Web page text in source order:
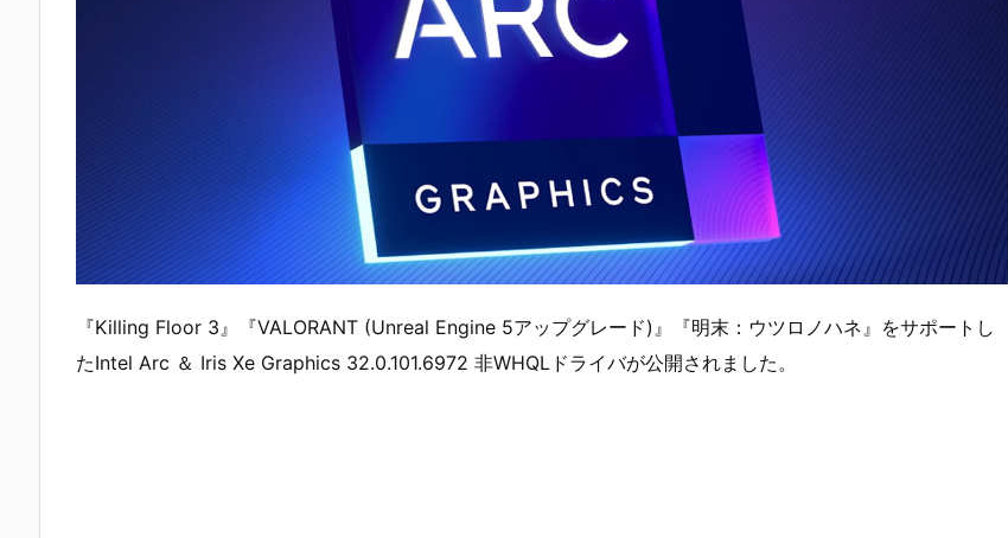
『Killing Floor 3』『VALORANT (Unreal Engine 5アップグレード)』『明末：ウツロノハネ』をサポートし
たIntel Arc ＆ Iris Xe Graphics 32.0.101.6972 非WHQLドライバが公開されました。